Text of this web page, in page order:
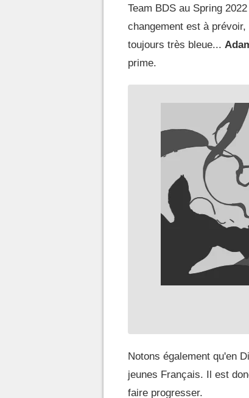
Team BDS au Spring
changement est à
toujours très bleue...
prime.
Notons également qu'en
jeunes Français. Il est
faire progresser.